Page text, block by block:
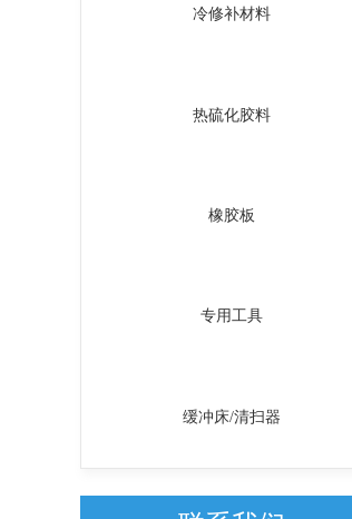
冷修补材料
热硫化胶料
橡胶板
专用工具
缓冲床/清扫器